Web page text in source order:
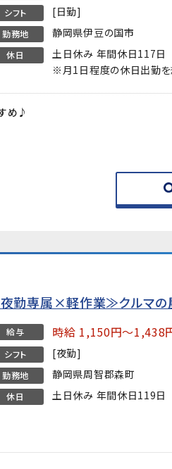
シフト [日勤]
勤務地 静岡県伊豆の国市
休日
土日休み 年間休日117日
※月1日程度の休日出勤を
め♪
勤専属×軽作業≫クルマの
給与 時給 1,150円～1,438
シフト [夜勤]
勤務地 静岡県周智郡森町
休日 土日休み 年間休日119日